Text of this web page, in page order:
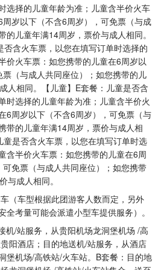
选择的儿童年龄为准；儿童含半价火车
岁以下（不含6周岁），可免票（与成
的儿童年满14周岁，票价与成人相同。
否含火车票，以您在填写订单时选择的
价火车票：如您携带的儿童在6周岁以
（与成人共同座位）；如您携带的儿
人相同。
【儿童】E套餐：儿童是否含
时选择的儿童年龄为准；儿童含半价火
6周岁以下（不含6周岁），可免票（与
带的儿童年满14周岁，票价与成人相
童是否含火车票，以您在填写订单时选
含半价火车票：如您携带的儿童在6周
免票（与成人共同座位）；如您携带
与成人相同。
（车型根据此团游客人数而定，另外
全考量可能会派遣小型车提供服务）。
机/站服务，从贵阳机场龙洞堡机场 /高
阳酒店；目的地送机/站服务，从酒店
机场/高铁站/火车站。 B套餐：目的地